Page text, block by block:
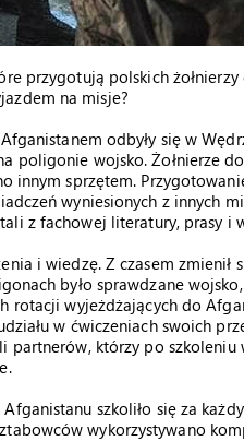
przygotują polskich żołnierzy
na misje?
odbyły się w
poligonie wojsko. Żołnierze
innym sprzętem.
wyniesionych z innych
z fachowej literatury, prasy i
i wiedzę. Z czasem zmienił
było sprawdzane
wyjeżdżających do
w ćwiczeniach swoich
którzy po szkoleniu
szkoliło się za
wykorzystywano